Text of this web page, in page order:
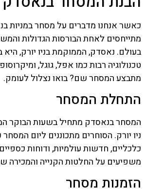
כאשר אנחנו מדברים על מסחר במניות
מתייחסים לאחת הבורסות הגדולות
בעולם. נאסדק, הממוקמת בניו יורק,
טכנולוגיה רבות כמו אפל, גוגל,
מתבצע המסחר שם? בואו נצלול לעומק.
התחלת המסחר
המסחר בנאסדק מתחיל בשעות הבוקר
ניו יורק. הסוחרים מתכוננים ליום המסחר
כלכליים, חדשות עולמיות, ודוחות
משפיעים על החלטות הקנייה והמכירה
הזמנות מסחר